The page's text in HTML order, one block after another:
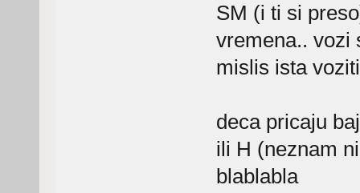
SM (i ti si
vremena.. vozi
mislis ista
deca pricaju
ili H (neznam
blablabla